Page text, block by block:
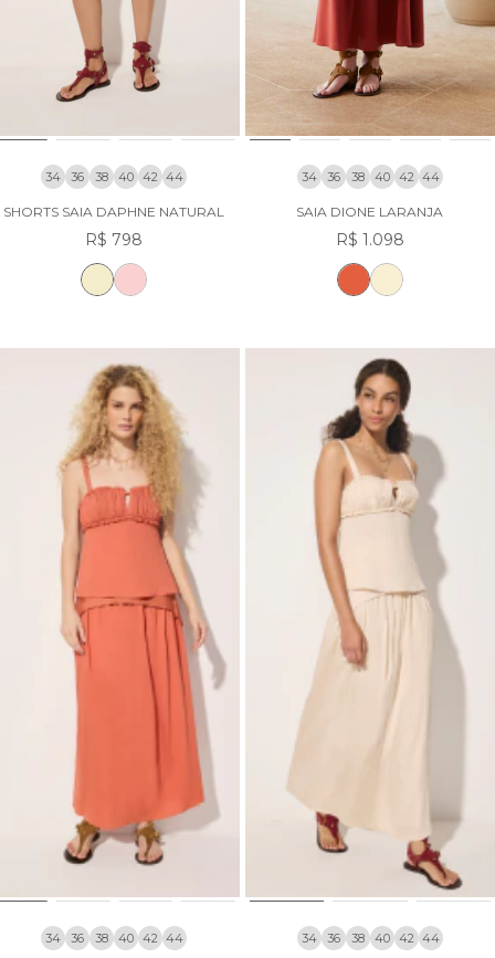
34 36 38 40 42 44
SHORTS SAIA DAPHNE NATURAL
R$ 798
34 36 38 40 42 44
SAIA DIONE LARANJA
R$ 1.098
34 36 38 40 42 44 34 36 38 40 42 44